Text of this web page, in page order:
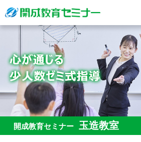
開成教育セミナー 玉造教室